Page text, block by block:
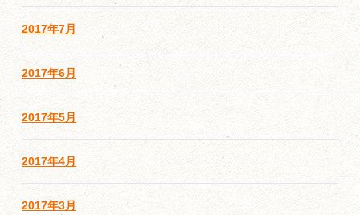
2017年7月
2017年6月
2017年5月
2017年4月
2017年3月